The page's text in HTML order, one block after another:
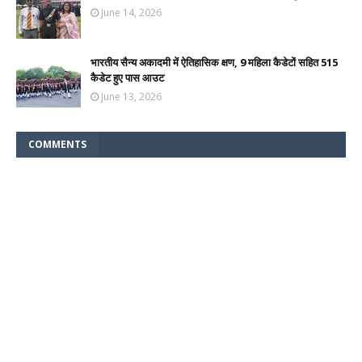
June 14, 2026
भारतीय सैन्य अकादमी में ऐतिहासिक क्षण, 9 महिला कैडेटों सहित 515
कैडेट हुए पास आउट
June 13, 2026
COMMENTS